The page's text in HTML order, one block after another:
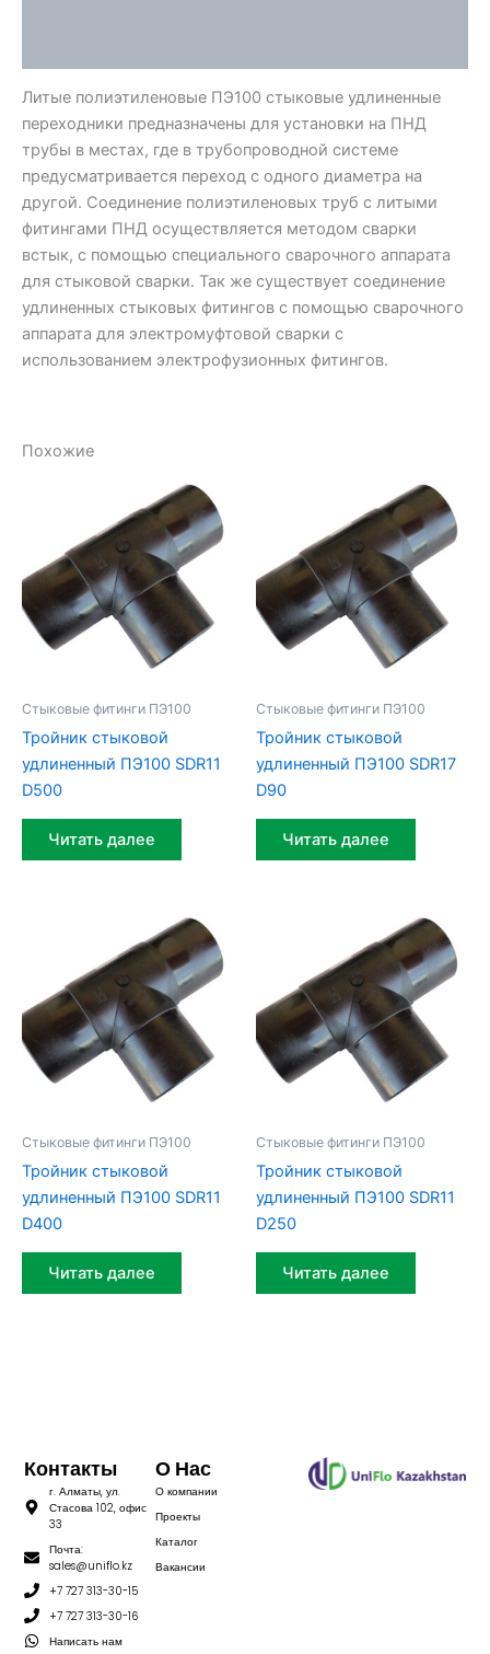
Литые полиэтиленовые ПЭ100 стыковые удлиненные
переходники предназначены для установки на ПНД
трубы в местах, где в трубопроводной системе
предусматривается переход с одного диаметра на
другой. Соединение полиэтиленовых труб с литыми
фитингами ПНД осуществляется методом сварки
встык, с помощью специального сварочного аппарата
для стыковой сварки. Так же существует соединение
удлиненных стыковых фитингов с помощью сварочного
аппарата для электромуфтовой сварки с
использованием электрофузионных фитингов.
Похожие
Стыковые фитинги ПЭ100
Тройник стыковой
удлиненный ПЭ100 SDR11
D500
Читать далее
Стыковые фитинги ПЭ100
Тройник стыковой
удлиненный ПЭ100 SDR17
D90
Читать далее
Стыковые фитинги ПЭ100
Тройник стыковой
удлиненный ПЭ100 SDR11
D400
Читать далее
Стыковые фитинги ПЭ100
Тройник стыковой
удлиненный ПЭ100 SDR11
D250
Читать далее
О Нас
О компании
Проекты
Каталог
Вакансии
Контакты
г. Алматы, ул.
Стасова 102, офис
33
Почта:
sales@uniflo.kz
+7 727 313-30-15
+7 727 313-30-16
Написать нам